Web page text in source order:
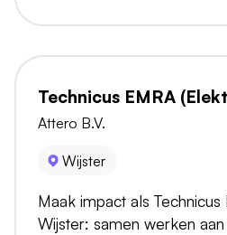
Technicus EMRA
Attero B.V.
Wijster
Maak impact als
Wijster: samen werken